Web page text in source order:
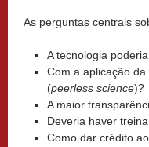
As perguntas centrais
A tecnologia
Com a aplicação
(peerless science)?
A maior
Deveria haver
Como dar crédito